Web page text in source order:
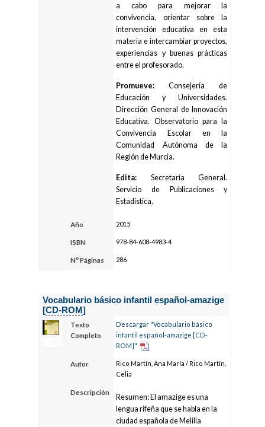
a cabo para mejorar la
convivencia, orientar sobre la
intervención educativa en esta
materia e intercambiar proyectos,
experiencias y buenas prácticas
entre el profesorado.
Promueve: Consejería de
Educación y Universidades.
Dirección General de Innovación
Educativa. Observatorio para la
Convivencia Escolar en la
Comunidad Autónoma de la
Región de Murcia.
Edita: Secretaría General.
Servicio de Publicaciones y
Estadística.
Año 2015
ISBN 978-84-608-4983-4
Nº Páginas 286
Vocabulario básico infantil español-amazige
[CD-ROM]
Texto
Completo
Descargar "Vocabulario básico
infantil español-amazige [CD-
ROM]"
Autor
Rico Martín, Ana María / Rico Martín,
Celia
Descripción
Resumen: El amazige es una
lengua rifeña que se habla en la
ciudad española de Melilla